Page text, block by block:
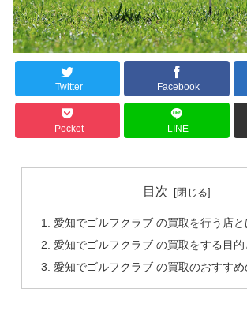
Twitter Facebook
Pocket LINE
目次
愛知でゴルフクラブ の買取を行う店と
愛知でゴルフクラブ の買取をする目的
愛知でゴルフクラブ の買取のおすす